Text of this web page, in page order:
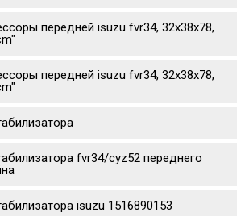
передней isuzu fvr34, 32x38x78,
передней isuzu fvr34, 32x38x78,
fvr34/cyz52 переднего
isuzu 1516890153